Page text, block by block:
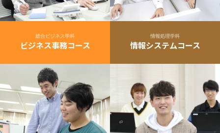
総合ビジネス学科
ビジネス事務コース
情報処理学科
情報システムコース